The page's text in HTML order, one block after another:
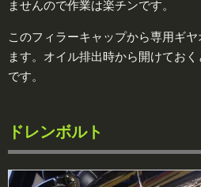
ませんので作業は楽チンです。
このフィラーキャップから専用ギ
ます。オイル排出時から開けてお
です。
ドレンボルト